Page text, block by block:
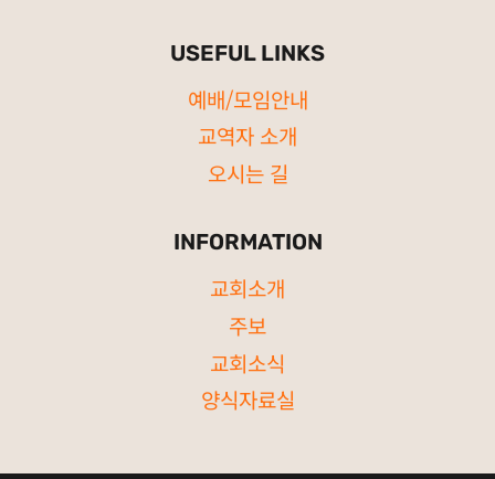
USEFUL LINKS
예배/모임안내
교역자 소개
오시는 길
INFORMATION
교회소개
주보
교회소식
양식자료실